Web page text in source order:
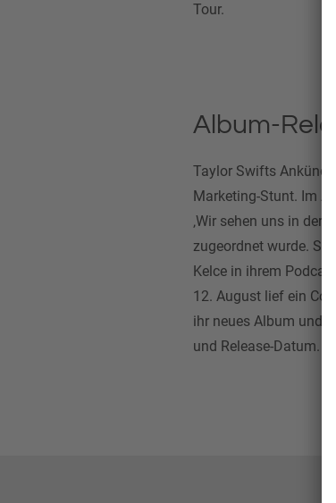
Tour.
Album-
Taylor Swifts
Marketing-Stunt. Im
‚Wir sehen uns in der
zugeordnet wurde.
Kelce in ihrem
12. August lief ein
ihr neues Album und
und Release-Datum.